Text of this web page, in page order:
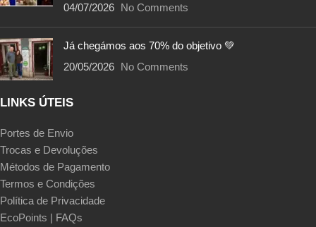
04/07/2026 No Comments
Já chegámos aos 70% do objetivo 💚
20/05/2026 No Comments
LINKS ÚTEIS
Portes de Envio
Trocas e Devoluções
Métodos de Pagamento
Termos e Condições
Política de Privacidade
EcoPoints | FAQs